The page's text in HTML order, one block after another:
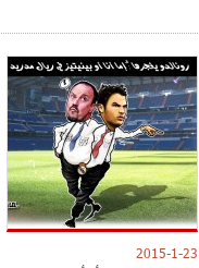
2015-1-23